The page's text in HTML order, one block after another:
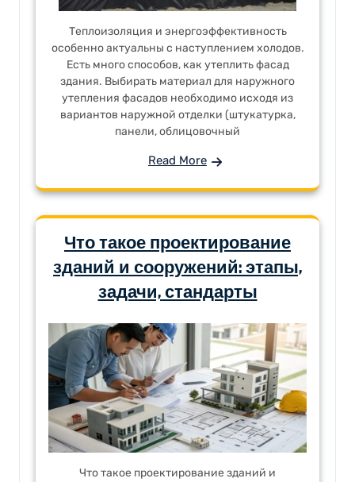
Теплоизоляция и энергоэффективность
особенно актуальны с наступлением холодов.
Есть много способов, как утеплить фасад
здания. Выбирать материал для наружного
утепления фасадов необходимо исходя из
вариантов наружной отделки (штукатурка,
панели, облицовочный
Read More
Что такое проектирование
зданий и сооружений: этапы,
задачи, стандарты
Что такое проектирование зданий и